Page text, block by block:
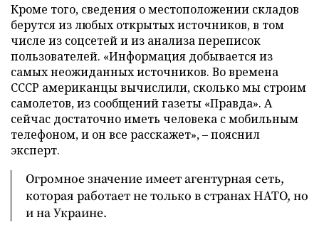
Кроме того, сведения о местоположении складов
берутся из любых открытых источников, в том
числе из соцсетей и из анализа переписок
пользователей. «Информация добывается из
самых неожиданных источников. Во времена
СССР американцы вычислили, сколько мы строим
самолетов, из сообщений газеты «Правда». А
сейчас достаточно иметь человека с мобильным
телефоном, и он все расскажет», – пояснил
эксперт.
Огромное значение имеет агентурная сеть,
которая работает не только в странах НАТО, но
и на Украине.